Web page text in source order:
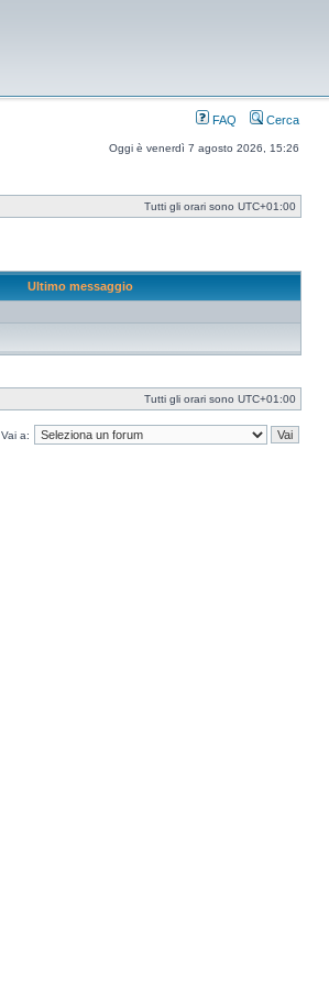
FAQ Cerca
Oggi è venerdì 7 agosto 2026, 15:26
Tutti gli orari sono UTC+01:00
Ultimo messaggio
Tutti gli orari sono UTC+01:00
Vai a: